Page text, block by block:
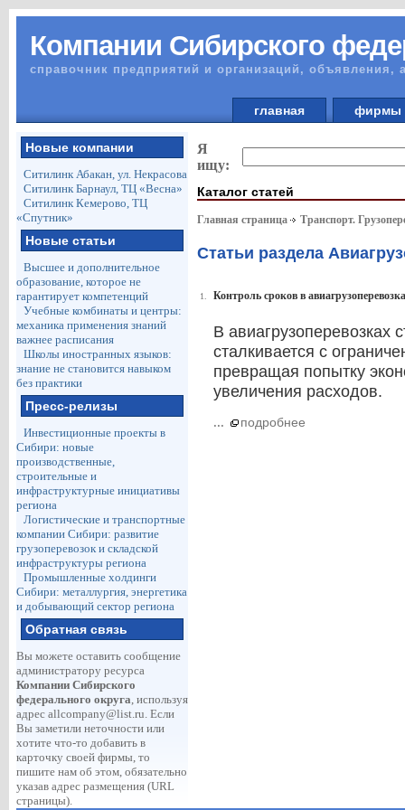
Компании Сибирского
справочник предприятий и организаций, объявления,
главная
Новые компании
Ситилинк Абакан, ул. Некрасова
Ситилинк Барнаул, ТЦ «Весна»
Ситилинк Кемерово, ТЦ
«Спутник»
Новые статьи
Высшее и дополнительное
образование, которое не
гарантирует компетенций
Учебные комбинаты и центры:
механика применения знаний
важнее расписания
Школы иностранных языков:
знание не становится навыком
без практики
Пресс-релизы
Инвестиционные проекты в
Сибири: новые
производственные,
строительные и
инфраструктурные инициативы
региона
Логистические и транспортные
компании Сибири: развитие
грузоперевозок и складской
инфраструктуры региона
Промышленные холдинги
Сибири: металлургия, энергетика
и добывающий сектор региона
Обратная связь
Вы можете оставить сообщение
администратору ресурса
Компании Сибирского
федерального округа, используя
адрес allcompany@list.ru. Если
Вы заметили неточности или
хотите что-то добавить в
карточку своей фирмы, то
пишите нам об этом, обязательно
указав адрес размещения (URL
страницы).
Я
ищу:
Каталог статей
Главная страница Транспорт.
Статьи раздела
1. Контроль сроков в
В авиагрузоперевозках
сталкивается с
превращая попытку
увеличения расходов.
... подробнее